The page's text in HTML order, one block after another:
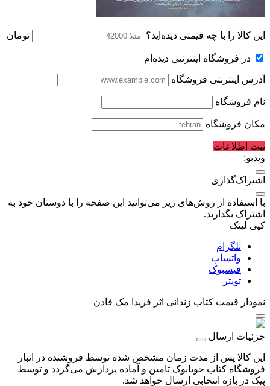
این کالا را با چه قیمتی دیده‌اید؟ تومان
در فروشگاه اینترنتی دیده‌ام
آدرس اینترنتی فروشگاه
نام فروشگاه
مکان فروشگاه
ثبت اطلاعات
ویدیو:
اشتراک‌گذاری
با استفاده از روش‌های زیر می‌توانید این صفحه را با دوستان خود به
اشتراک بگذارید.
کپی لینک
تلگرام
واتساپ
فیسبوک
تویتر
نمودار قیمت کتاب زندانی اثر فریدا مک فادن
جزئیات ارسال
این کالا پس از مدت زمان مشخص شده توسط فروشنده در انبار
فروشگاه کتاب جویابوک تامین و آماده پردازش می‌گردد و توسط
پیک در بازه انتخابی ارسال خواهد شد.